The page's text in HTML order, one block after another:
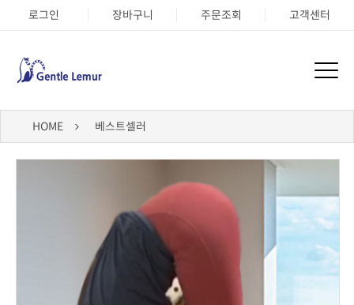
로그인 장바구니 주문조회 고객센터
HOME 베스트셀러